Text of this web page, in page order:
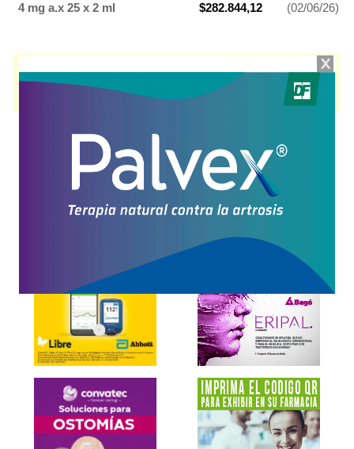
4 mg a.x 25 x 2 ml
$282.844,12 (02/06/26)
muscular. Es producido por
y cuenta con 1 presentación
Explorar más
Otros productos con
pancuronio,bromuro
Otros productos de
Fada Pharma